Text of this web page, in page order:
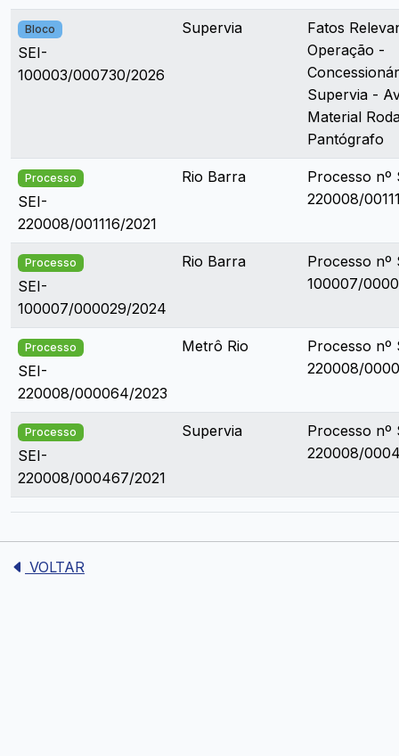
Bloco
SEI-
100003/000730/2026
Supervia
Fatos
Operação -
Supervia -
Material
Pantógrafo
Processo
SEI-
220008/001116/2021
Rio Barra
Processo nº
220008/
Processo
SEI-
100007/000029/2024
Rio Barra
Processo nº
100007/
Processo
SEI-
220008/000064/2023
Metrô Rio
Processo nº
220008/
Processo
SEI-
220008/000467/2021
Supervia
Processo nº
220008/
VOLTAR